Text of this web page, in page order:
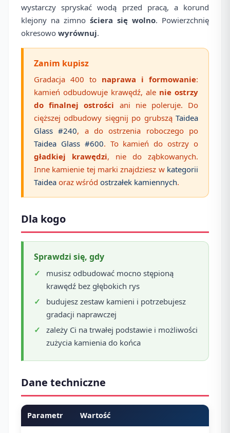
wystarczy spryskać wodą przed pracą, a korund
klejony na zimno ściera się wolno. Powierzchnię
okresowo wyrównuj.
Zanim kupisz
Gradacja 400 to naprawa i formowanie:
kamień odbudowuje krawędź, ale nie ostrzy
do finalnej ostrości ani nie poleruje. Do
cięższej odbudowy sięgnij po grubszą Taidea
Glass #240, a do ostrzenia roboczego po
Taidea Glass #600. To kamień do ostrzy o
gładkiej krawędzi, nie do ząbkowanych.
Inne kamienie tej marki znajdziesz w kategorii
Taidea oraz wśród ostrzałek kamiennych.
Dla kogo
Sprawdzi się, gdy
musisz odbudować mocno stępioną
krawędź bez głębokich rys
budujesz zestaw kamieni i potrzebujesz
gradacji naprawczej
zależy Ci na trwałej podstawie i możliwości
zużycia kamienia do końca
Dane techniczne
Parametr Wartość